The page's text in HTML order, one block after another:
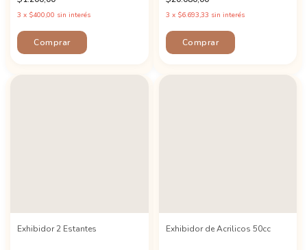
3 x $400,00 sin interés 3 x $6.693,33 sin interés
Exhibidor 2 Estantes Exhibidor de Acrilicos 50cc